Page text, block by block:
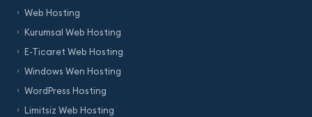
Web Hosting
Kurumsal Web Hosting
E-Ticaret Web Hosting
Windows Wen Hosting
WordPress Hosting
Limitsiz Web Hosting